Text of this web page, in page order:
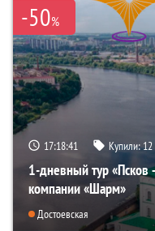
-50%
17:18:40 Купили:12
1-дневный тур
компании «Шарм»
Достоевская